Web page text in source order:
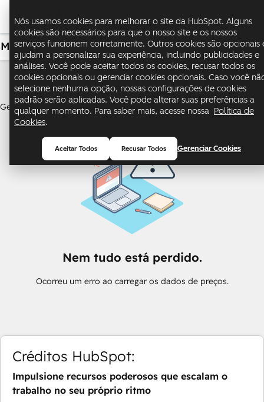
Nós usamos cookies para melhorar o site da HubSpot. Alguns
cookies são necessários para que o nosso site e os nossos
serviços funcionem corretamente. Outros cookies são opcionais
ajudam a personalizar sua experiência, incluindo publicidades e
análises. Você pode aceitar todos os cookies, recusar todos os
cookies opcionais ou gerenciar cookies opcionais. Caso você
selecione nenhuma opção, nossas configurações de cookies
padrão serão aplicadas. Você pode alterar suas preferências a
qualquer momento. Para saber mais, acesse nossa Política de
Cookies.
Gerenciar Cookies
Aceitar Todos Recusar Todos
Marketing USD
Marketing Hub
Gere leads e automatize o marketing para promover o crescimento
Nem tudo está perdido.
Ocorreu um erro ao carregar os dados de preços.
Créditos HubSpot:
Impulsione recursos poderosos que escalam o
trabalho no seu próprio ritmo